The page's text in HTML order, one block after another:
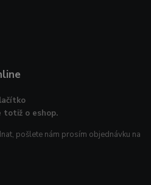
totiž o eshop.
pošlete nám prosím objednávku na